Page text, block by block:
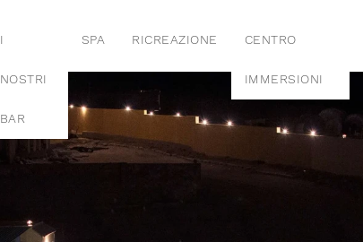
I
NOSTRI
BAR
SPA RICREAZIONE CENTRO
IMMERSIONI